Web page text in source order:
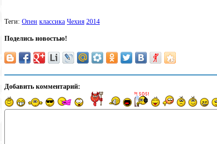
Теги: Опен классика Чехия 2014
Поделись новостью!
Добавить комментарий: